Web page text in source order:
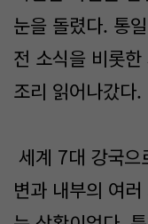
눈을 돌렸다. 통
전 소식을 비롯
조리 읽어나갔다.
세계 7대 강국
변과 내부의 여